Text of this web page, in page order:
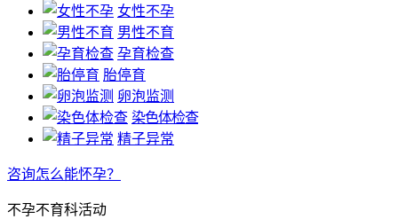
女性不孕
男性不育
孕育检查
胎停育
卵泡监测
染色体检查
精子异常
咨询怎么能怀孕？
不孕不育科活动